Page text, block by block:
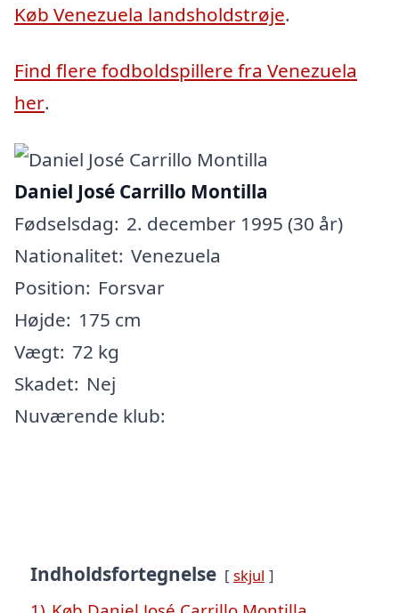
Køb Venezuela landsholdstrøje.
Find flere fodboldspillere fra Venezuela
her.
Daniel José Carrillo Montilla
Fødselsdag: 2. december 1995 (30 år)
Nationalitet: Venezuela
Position: Forsvar
Højde: 175 cm
Vægt: 72 kg
Skadet: Nej
Nuværende klub:
Indholdsfortegnelse skjul